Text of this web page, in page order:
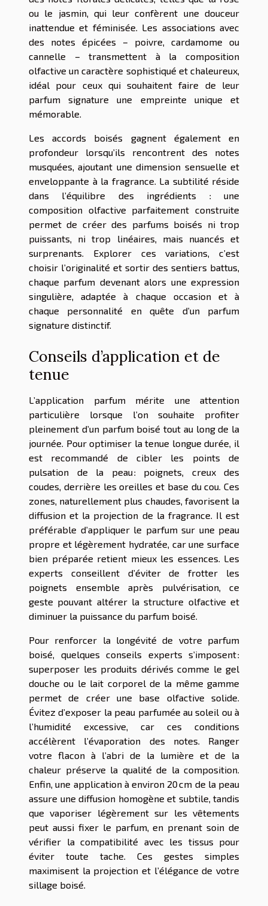
ou le jasmin, qui leur confèrent une douceur
inattendue et féminisée. Les associations avec
des notes épicées – poivre, cardamome ou
cannelle – transmettent à la composition
olfactive un caractère sophistiqué et chaleureux,
idéal pour ceux qui souhaitent faire de leur
parfum signature une empreinte unique et
mémorable.
Les accords boisés gagnent également en
profondeur lorsqu’ils rencontrent des notes
musquées, ajoutant une dimension sensuelle et
enveloppante à la fragrance. La subtilité réside
dans l’équilibre des ingrédients : une
composition olfactive parfaitement construite
permet de créer des parfums boisés ni trop
puissants, ni trop linéaires, mais nuancés et
surprenants. Explorer ces variations, c’est
choisir l’originalité et sortir des sentiers battus,
chaque parfum devenant alors une expression
singulière, adaptée à chaque occasion et à
chaque personnalité en quête d’un parfum
signature distinctif.
Conseils d’application et de
tenue
L’application parfum mérite une attention
particulière lorsque l’on souhaite profiter
pleinement d’un parfum boisé tout au long de la
journée. Pour optimiser la tenue longue durée, il
est recommandé de cibler les points de
pulsation de la peau : poignets, creux des
coudes, derrière les oreilles et base du cou. Ces
zones, naturellement plus chaudes, favorisent la
diffusion et la projection de la fragrance. Il est
préférable d’appliquer le parfum sur une peau
propre et légèrement hydratée, car une surface
bien préparée retient mieux les essences. Les
experts conseillent d’éviter de frotter les
poignets ensemble après pulvérisation, ce
geste pouvant altérer la structure olfactive et
diminuer la puissance du parfum boisé.
Pour renforcer la longévité de votre parfum
boisé, quelques conseils experts s’imposent :
superposer les produits dérivés comme le gel
douche ou le lait corporel de la même gamme
permet de créer une base olfactive solide.
Évitez d’exposer la peau parfumée au soleil ou à
l’humidité excessive, car ces conditions
accélèrent l’évaporation des notes. Ranger
votre flacon à l’abri de la lumière et de la
chaleur préserve la qualité de la composition.
Enfin, une application à environ 20 cm de la peau
assure une diffusion homogène et subtile, tandis
que vaporiser légèrement sur les vêtements
peut aussi fixer le parfum, en prenant soin de
vérifier la compatibilité avec les tissus pour
éviter toute tache. Ces gestes simples
maximisent la projection et l’élégance de votre
sillage boisé.